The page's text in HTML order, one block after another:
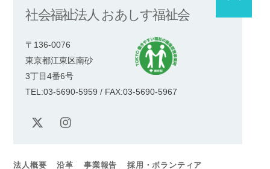
社会福祉法人 おあしす福祉会
〒136-0076
東京都江東区南砂
3丁目4番6号
TEL:03-5690-5959 / FAX:03-5690-5967
法人概要 沿革 事業報告 採用・ボランティア